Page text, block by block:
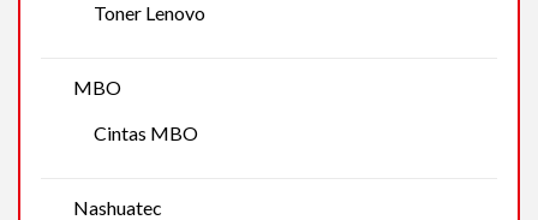
Toner Lenovo
MBO
Cintas MBO
Nashuatec